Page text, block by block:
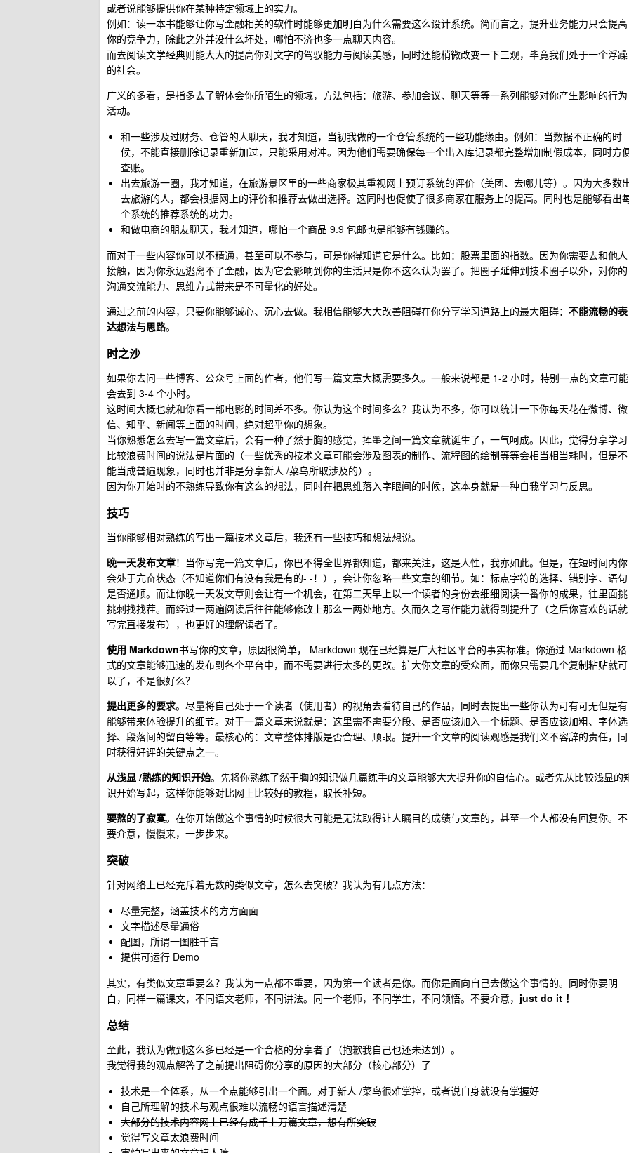
或者说能够提供你在某种特定领域上的实力。
例如：读一本书能够让你写金融相关的软件时能够更加明白为什么需要这么设计系统。简而言之，提升业务能力只会提高
你的竞争力，除此之外并没什么坏处，哪怕不济也多一点聊天内容。
而去阅读文学经典则能大大的提高你对文字的驾驭能力与阅读美感，同时还能稍微改变一下三观，毕竟我们处于一个浮躁
的社会。
广义的多看，是指多去了解体会你所陌生的领域，方法包括：旅游、参加会议、聊天等等一系列能够对你产生影响的行为
活动。
和一些涉及过财务、仓管的人聊天，我才知道，当初我做的一个仓管系统的一些功能缘由。例如：当数据不正确的时
候，不能直接删除记录重新加过，只能采用对冲。因为他们需要确保每一个出入库记录都完整增加制假成本，同时方
查账。
出去旅游一圈，我才知道，在旅游景区里的一些商家极其重视网上预订系统的评价（美团、去哪儿等）。因为大多数
去旅游的人，都会根据网上的评价和推荐去做出选择。这同时也促使了很多商家在服务上的提高。同时也是能够看出
个系统的推荐系统的功力。
和做电商的朋友聊天，我才知道，哪怕一个商品 9.9 包邮也是能够有钱赚的。
而对于一些内容你可以不精通，甚至可以不参与，可是你得知道它是什么。比如：股票里面的指数。因为你需要去和他人
接触，因为你永远逃离不了金融，因为它会影响到你的生活只是你不这么认为罢了。把圈子延伸到技术圈子以外，对你的
沟通交流能力、思维方式带来是不可量化的好处。
通过之前的内容，只要你能够诚心、沉心去做。我相信能够大大改善阻碍在你分享学习道路上的最大阻碍： 不能流畅的表
达想法与思路。
时之沙
如果你去问一些博客、公众号上面的作者，他们写一篇文章大概需要多久。一般来说都是 1-2 小时，特别一点的文章可能
会去到 3-4 个小时。
这时间大概也就和你看一部电影的时间差不多。你认为这个时间多么？我认为不多，你可以统计一下你每天花在微博、微
信、知乎、新闻等上面的时间，绝对超乎你的想象。
当你熟悉怎么去写一篇文章后，会有一种了然于胸的感觉，挥墨之间一篇文章就诞生了，一气呵成。因此，觉得分享学习
比较浪费时间的说法是片面的（一些优秀的技术文章可能会涉及图表的制作、流程图的绘制等等会相当相当耗时，但是不
能当成普遍现象，同时也并非是分享新人 /菜鸟所取涉及的）。
因为你开始时的不熟练导致你有这么的想法，同时在把思维落入字眼间的时候，这本身就是一种自我学习与反思。
技巧
当你能够相对熟练的写出一篇技术文章后，我还有一些技巧和想法想说。
晚一天发布文章！当你写完一篇文章后，你巴不得全世界都知道，都来关注，这是人性，我亦如此。但是，在短时间内你
会处于亢奋状态（不知道你们有没有我是有的- -！），会让你忽略一些文章的细节。如：标点字符的选择、错别字、语句
是否通顺。而让你晚一天发文章则会让有一个机会，在第二天早上以一个读者的身份去细细阅读一番你的成果，往里面挑
挑刺找找茬。而经过一两遍阅读后往往能够修改上那么一两处地方。久而久之写作能力就得到提升了（之后你喜欢的话就
写完直接发布），也更好的理解读者了。
使用 Markdown书写你的文章，原因很简单， Markdown 现在已经算是广大社区平台的事实标准。你通过 Markdown 格
式的文章能够迅速的发布到各个平台中，而不需要进行太多的更改。扩大你文章的受众面，而你只需要几个复制粘贴就可
以了，不是很好么？
提出更多的要求。尽量将自己处于一个读者（使用者）的视角去看待自己的作品，同时去提出一些你认为可有可无但是有
能够带来体验提升的细节。对于一篇文章来说就是：这里需不需要分段、是否应该加入一个标题、是否应该加粗、字体选
择、段落间的留白等等。最核心的：文章整体排版是否合理、顺眼。提升一个文章的阅读观感是我们义不容辞的责任，同
时获得好评的关键点之一。
从浅显 /熟练的知识开始。先将你熟练了然于胸的知识做几篇练手的文章能够大大提升你的自信心。或者先从比较浅显的
识开始写起，这样你能够对比网上比较好的教程，取长补短。
要熬的了寂寞。在你开始做这个事情的时候很大可能是无法取得让人瞩目的成绩与文章的，甚至一个人都没有回复你。不
要介意，慢慢来，一步步来。
突破
针对网络上已经充斥着无数的类似文章，怎么去突破？我认为有几点方法：
尽量完整，涵盖技术的方方面面
文字描述尽量通俗
配图，所谓一图胜千言
提供可运行 Demo
其实，有类似文章重要么？我认为一点都不重要，因为第一个读者是你。而你是面向自己去做这个事情的。同时你要明
白，同样一篇课文，不同语文老师，不同讲法。同一个老师，不同学生，不同领悟。不要介意， just do it ！
总结
至此，我认为做到这么多已经是一个合格的分享者了（抱歉我自己也还未达到）。
我觉得我的观点解答了之前提出阻碍你分享的原因的大部分（核心部分）了
技术是一个体系，从一个点能够引出一个面。对于新人 /菜鸟很难掌控，或者说自身就没有掌握好
自己所理解的技术与观点很难以流畅的语言描述清楚
大部分的技术内容网上已经有成千上万篇文章，想有所突破
觉得写文章太浪费时间